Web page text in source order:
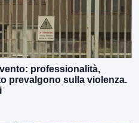
professionalità,
prevalgono sulla violenza.